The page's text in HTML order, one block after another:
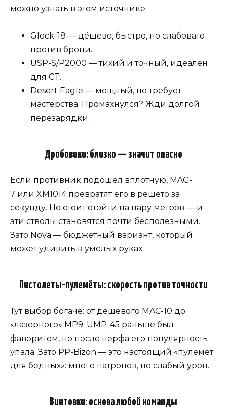
можно узнать в этом источнике.
Glock-18 — дёшево, быстро, но слабовато
против брони.
USP-S/P2000 — тихий и точный, идеален
для CT.
Desert Eagle — мощный, но требует
мастерства. Промахнулся? Жди долгой
перезарядки.
Дробовики: близко — значит опасно
Если противник подошёл вплотную, MAG-
7 или XM1014 превратят его в решето за
секунду. Но стоит отойти на пару метров — и
эти стволы становятся почти бесполезными.
Зато Nova — бюджетный вариант, который
может удивить в умелых руках.
Пистолеты-пулемёты: скорость против точности
Тут выбор богаче: от дешёвого MAC-10 до
«лазерного» MP9. UMP-45 раньше был
фаворитом, но после нерфа его популярность
упала. Зато PP-Bizon — это настоящий «пулемёт
для бедных»: много патронов, но слабый урон.
Винтовки: основа любой команды